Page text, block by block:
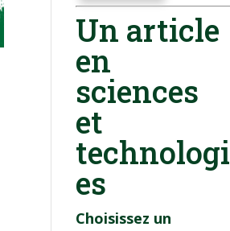
Un article
en
sciences
et
technologi
es
Choisissez un